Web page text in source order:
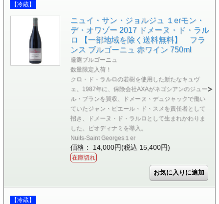
【冷蔵】
ニュイ・サン・ジョルジュ １erモン・
デ・オワゾー 2017 ドメーヌ・ド・ラル
ロ 【一部地域を除く送料無料】 フラ
ンス ブルゴーニュ 赤ワイン 750ml
厳選ブルゴーニュ
数量限定入荷！
クロ・ド・ラルロの若樹を使用した新たなキュヴ
ェ。1987年に、保険会社AXAがネゴシアンのジュー
ル・ブランを買収、ドメーヌ・デュジャックで働い
ていたジャン・ピエール・ド・スメを責任者として
招き、ドメーヌ・ド・ラルロとして生まれかわりま
した。ビオディナミを導入。
Nuits-Saint Georges１er
価格： 14,000円(税込 15,400円)
在庫切れ
【冷蔵】